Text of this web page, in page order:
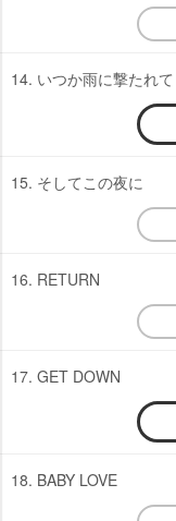
14. いつか雨に撃たれて
15. そしてこの夜に
16. RETURN
17. GET DOWN
18. BABY LOVE